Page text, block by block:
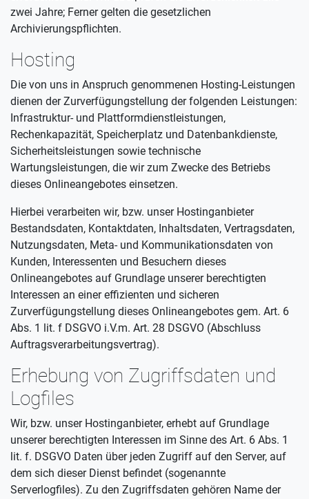
zwei Jahre; Ferner gelten die gesetzlichen
Archivierungspflichten.
Hosting
Die von uns in Anspruch genommenen Hosting-Leistungen
dienen der Zurverfügungstellung der folgenden Leistungen:
Infrastruktur- und Plattformdienstleistungen,
Rechenkapazität, Speicherplatz und Datenbankdienste,
Sicherheitsleistungen sowie technische
Wartungsleistungen, die wir zum Zwecke des Betriebs
dieses Onlineangebotes einsetzen.
Hierbei verarbeiten wir, bzw. unser Hostinganbieter
Bestandsdaten, Kontaktdaten, Inhaltsdaten, Vertragsdaten,
Nutzungsdaten, Meta- und Kommunikationsdaten von
Kunden, Interessenten und Besuchern dieses
Onlineangebotes auf Grundlage unserer berechtigten
Interessen an einer effizienten und sicheren
Zurverfügungstellung dieses Onlineangebotes gem. Art. 6
Abs. 1 lit. f DSGVO i.V.m. Art. 28 DSGVO (Abschluss
Auftragsverarbeitungsvertrag).
Erhebung von Zugriffsdaten und
Logfiles
Wir, bzw. unser Hostinganbieter, erhebt auf Grundlage
unserer berechtigten Interessen im Sinne des Art. 6 Abs. 1
lit. f. DSGVO Daten über jeden Zugriff auf den Server, auf
dem sich dieser Dienst befindet (sogenannte
Serverlogfiles). Zu den Zugriffsdaten gehören Name der